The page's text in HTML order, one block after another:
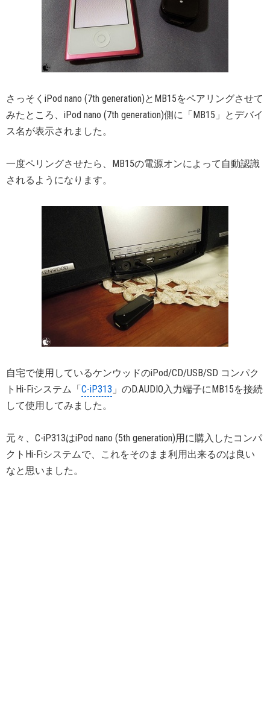
さっそくiPod nano (7th generation)とMB15をペアリングさせて
みたところ、iPod nano (7th generation)側に「MB15」とデバイ
ス名が表示されました。
一度ペリングさせたら、MB15の電源オンによって自動認識
されるようになります。
自宅で使用しているケンウッドのiPod/CD/USB/SD コンパク
トHi-Fiシステム「C-iP313 」のD.AUDIO入力端子にMB15を接続
して使用してみました。
元々、C-iP313はiPod nano (5th generation)用に購入したコンパ
クトHi-Fiシステムで、これをそのまま利用出来るのは良い
なと思いました。